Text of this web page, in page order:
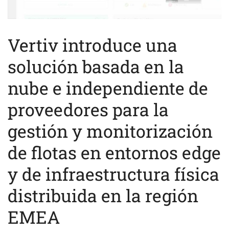
Vertiv introduce una
solución basada en la
nube e independiente de
proveedores para la
gestión y monitorización
de flotas en entornos edge
y de infraestructura física
distribuida en la región
EMEA